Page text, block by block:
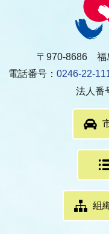
〒970-8686 福
電話番号： 0246-22-
法人番
組